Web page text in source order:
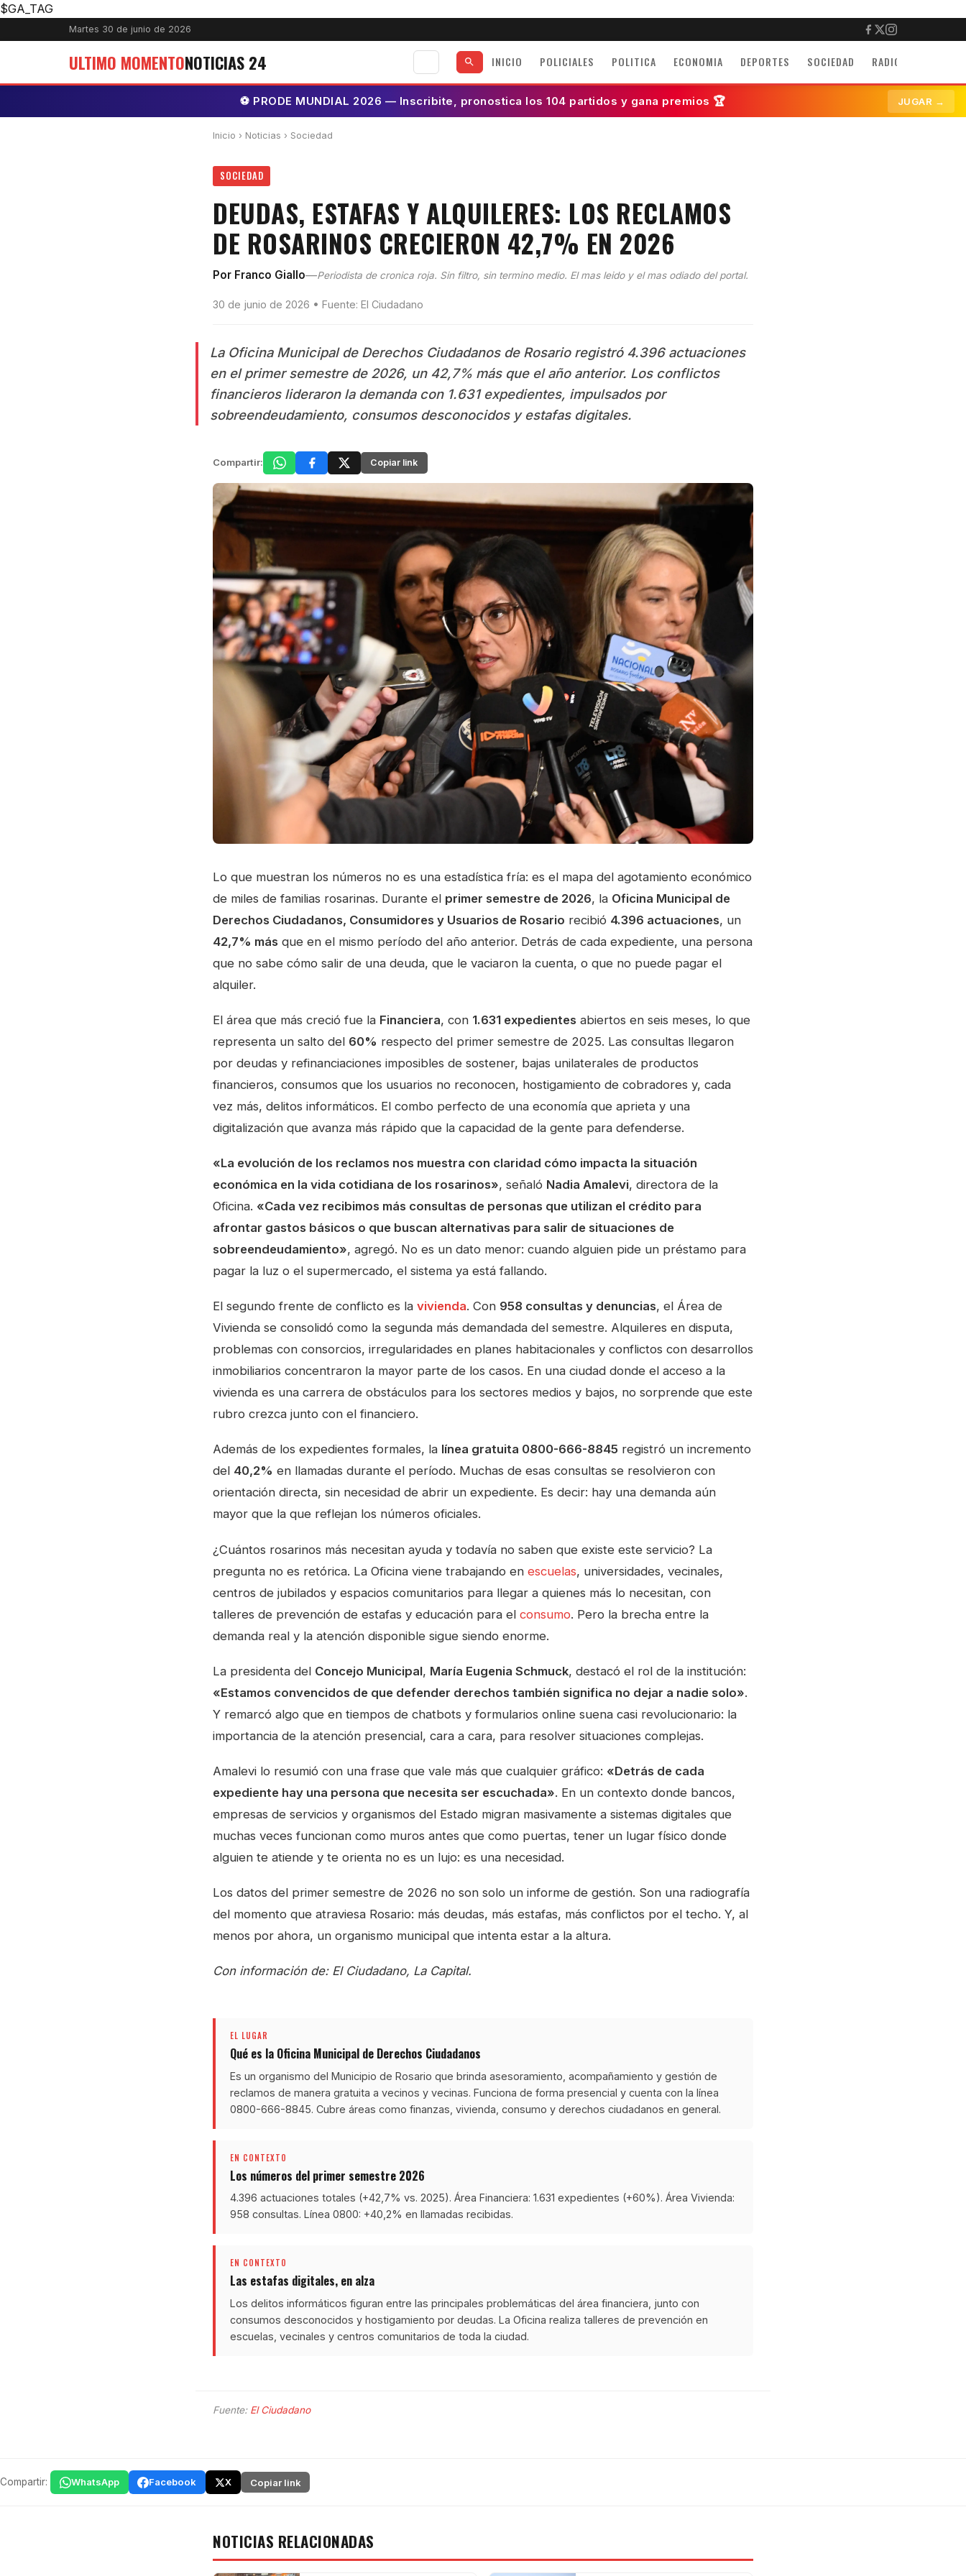
$GA_TAG
Martes 30 de junio de 2026
ULTIMO MOMENTONOTICIAS 24 INICIO POLICIALES POLITICA ECONOMIA DEPORTES SOCIEDAD RADIO
⚽ PRODE MUNDIAL 2026 — Inscribite, pronostica los 104 partidos y gana premios 🏆 JUGAR →
Inicio › Noticias › Sociedad
SOCIEDAD
DEUDAS, ESTAFAS Y ALQUILERES: LOS RECLAMOS
DE ROSARINOS CRECIERON 42,7% EN 2026
Por Franco Giallo—Periodista de cronica roja. Sin filtro, sin termino medio. El mas leido y el mas odiado del portal.
30 de junio de 2026 • Fuente: El Ciudadano
La Oficina Municipal de Derechos Ciudadanos de Rosario registró 4.396 actuaciones
en el primer semestre de 2026, un 42,7% más que el año anterior. Los conflictos
financieros lideraron la demanda con 1.631 expedientes, impulsados por
sobreendeudamiento, consumos desconocidos y estafas digitales.
Compartir: Copiar link
Lo que muestran los números no es una estadística fría: es el mapa del agotamiento económico
de miles de familias rosarinas. Durante el primer semestre de 2026, la Oficina Municipal de
Derechos Ciudadanos, Consumidores y Usuarios de Rosario recibió 4.396 actuaciones, un
42,7% más que en el mismo período del año anterior. Detrás de cada expediente, una persona
que no sabe cómo salir de una deuda, que le vaciaron la cuenta, o que no puede pagar el
alquiler.
El área que más creció fue la Financiera, con 1.631 expedientes abiertos en seis meses, lo que
representa un salto del 60% respecto del primer semestre de 2025. Las consultas llegaron
por deudas y refinanciaciones imposibles de sostener, bajas unilaterales de productos
financieros, consumos que los usuarios no reconocen, hostigamiento de cobradores y, cada
vez más, delitos informáticos. El combo perfecto de una economía que aprieta y una
digitalización que avanza más rápido que la capacidad de la gente para defenderse.
«La evolución de los reclamos nos muestra con claridad cómo impacta la situación
económica en la vida cotidiana de los rosarinos», señaló Nadia Amalevi, directora de la
Oficina. «Cada vez recibimos más consultas de personas que utilizan el crédito para
afrontar gastos básicos o que buscan alternativas para salir de situaciones de
sobreendeudamiento», agregó. No es un dato menor: cuando alguien pide un préstamo para
pagar la luz o el supermercado, el sistema ya está fallando.
El segundo frente de conflicto es la vivienda. Con 958 consultas y denuncias, el Área de
Vivienda se consolidó como la segunda más demandada del semestre. Alquileres en disputa,
problemas con consorcios, irregularidades en planes habitacionales y conflictos con desarrollos
inmobiliarios concentraron la mayor parte de los casos. En una ciudad donde el acceso a la
vivienda es una carrera de obstáculos para los sectores medios y bajos, no sorprende que este
rubro crezca junto con el financiero.
Además de los expedientes formales, la línea gratuita 0800-666-8845 registró un incremento
del 40,2% en llamadas durante el período. Muchas de esas consultas se resolvieron con
orientación directa, sin necesidad de abrir un expediente. Es decir: hay una demanda aún
mayor que la que reflejan los números oficiales.
¿Cuántos rosarinos más necesitan ayuda y todavía no saben que existe este servicio? La
pregunta no es retórica. La Oficina viene trabajando en escuelas, universidades, vecinales,
centros de jubilados y espacios comunitarios para llegar a quienes más lo necesitan, con
talleres de prevención de estafas y educación para el consumo. Pero la brecha entre la
demanda real y la atención disponible sigue siendo enorme.
La presidenta del Concejo Municipal, María Eugenia Schmuck, destacó el rol de la institución:
«Estamos convencidos de que defender derechos también significa no dejar a nadie solo».
Y remarcó algo que en tiempos de chatbots y formularios online suena casi revolucionario: la
importancia de la atención presencial, cara a cara, para resolver situaciones complejas.
Amalevi lo resumió con una frase que vale más que cualquier gráfico: «Detrás de cada
expediente hay una persona que necesita ser escuchada». En un contexto donde bancos,
empresas de servicios y organismos del Estado migran masivamente a sistemas digitales que
muchas veces funcionan como muros antes que como puertas, tener un lugar físico donde
alguien te atiende y te orienta no es un lujo: es una necesidad.
Los datos del primer semestre de 2026 no son solo un informe de gestión. Son una radiografía
del momento que atraviesa Rosario: más deudas, más estafas, más conflictos por el techo. Y, al
menos por ahora, un organismo municipal que intenta estar a la altura.
Con información de: El Ciudadano, La Capital.
EL LUGAR
Qué es la Oficina Municipal de Derechos Ciudadanos
Es un organismo del Municipio de Rosario que brinda asesoramiento, acompañamiento y gestión de
reclamos de manera gratuita a vecinos y vecinas. Funciona de forma presencial y cuenta con la línea
0800-666-8845. Cubre áreas como finanzas, vivienda, consumo y derechos ciudadanos en general.
EN CONTEXTO
Los números del primer semestre 2026
4.396 actuaciones totales (+42,7% vs. 2025). Área Financiera: 1.631 expedientes (+60%). Área Vivienda:
958 consultas. Línea 0800: +40,2% en llamadas recibidas.
EN CONTEXTO
Las estafas digitales, en alza
Los delitos informáticos figuran entre las principales problemáticas del área financiera, junto con
consumos desconocidos y hostigamiento por deudas. La Oficina realiza talleres de prevención en
escuelas, vecinales y centros comunitarios de toda la ciudad.
Fuente: El Ciudadano
Compartir: WhatsApp Facebook X Copiar link
NOTICIAS RELACIONADAS